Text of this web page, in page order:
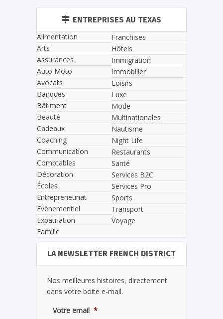
ENTREPRISES AU TEXAS
Alimentation
Arts
Assurances
Auto Moto
Avocats
Banques
Bâtiment
Beauté
Cadeaux
Coaching
Communication
Comptables
Décoration
Écoles
Entrepreneuriat
Evènementiel
Expatriation
Famille
Franchises
Hôtels
Immigration
Immobilier
Loisirs
Luxe
Mode
Multinationales
Nautisme
Night Life
Restaurants
Santé
Services B2C
Services Pro
Sports
Transport
Voyage
LA NEWSLETTER FRENCH DISTRICT
Nos meilleures histoires, directement
dans votre boite e-mail.
Votre email *